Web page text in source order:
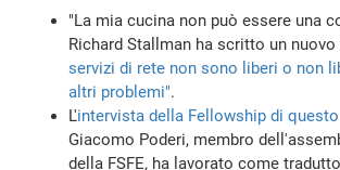
"La mia cucina non può essere una
Richard Stallman ha scritto un
servizi di rete non sono liberi o non
altri problemi".
L'intervista della Fellowship di
Giacomo Poderi, membro
della FSFE, ha lavorato come